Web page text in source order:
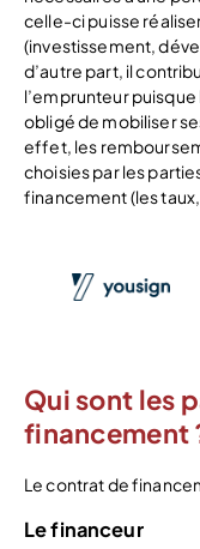
celle-ci puisse
(investissement,
d’autre part, il
l’emprunteur puisque
obligé de mobiliser
effet, les
choisies par les
financement (les
Qui sont les
financement
Le contrat de
Le financeur